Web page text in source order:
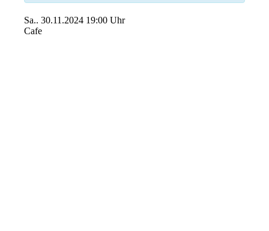
Sa.. 30.11.2024 19:00 Uhr
Cafe